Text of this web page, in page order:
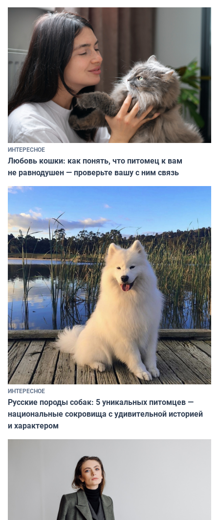
ИНТЕРЕСНОЕ
Любовь кошки: как понять, что питомец к вам
не равнодушен — проверьте вашу с ним связь
ИНТЕРЕСНОЕ
Русские породы собак: 5 уникальных питомцев —
национальные сокровища с удивительной историей
и характером